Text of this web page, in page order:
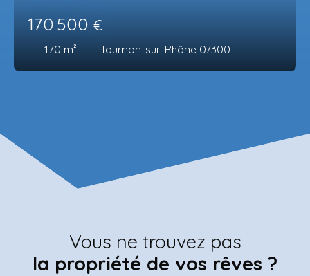
170 500 €
170 m² Tournon-sur-Rhône 07300
Vous ne trouvez pas
la propriété de vos rêves ?